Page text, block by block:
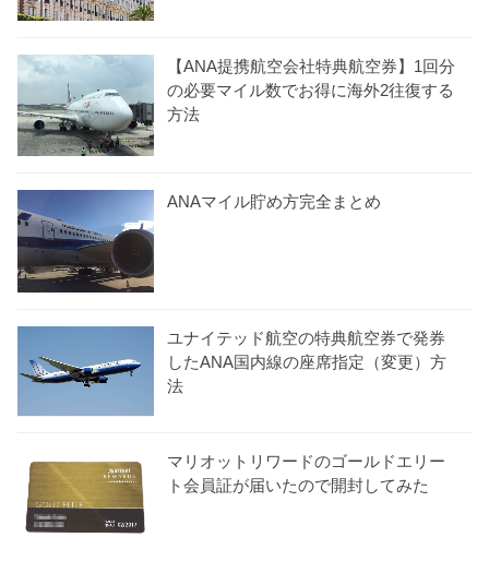
【ANA提携航空会社特典航空券】1回分
の必要マイル数でお得に海外2往復する
方法
ANAマイル貯め方完全まとめ
ユナイテッド航空の特典航空券で発券
したANA国内線の座席指定（変更）方
法
マリオットリワードのゴールドエリー
ト会員証が届いたので開封してみた